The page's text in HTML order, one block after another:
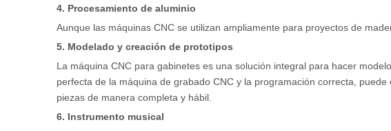
4. Procesamiento de aluminio
Aunque las máquinas CNC se utilizan ampliamente para proyectos de
5. Modelado y creación de prototipos
La máquina CNC para gabinetes es una solución integral para hacer
perfecta de la máquina de grabado CNC y la programación correcta,
piezas de manera completa y hábil.
6. Instrumento musical